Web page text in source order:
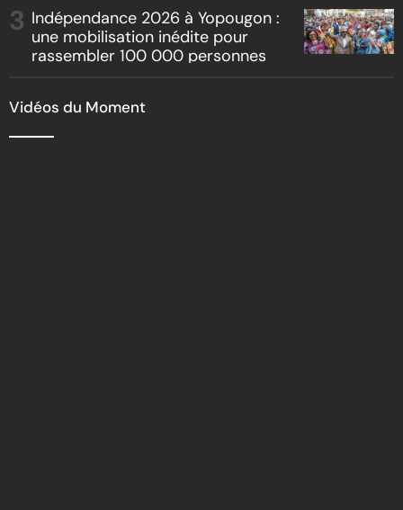
Indépendance 2026 à Yopougon :
une mobilisation inédite pour
rassembler 100 000 personnes
Vidéos du Moment